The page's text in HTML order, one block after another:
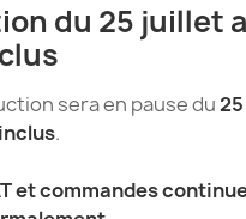
du 25 juillet
sera en pause du
.
et commandes